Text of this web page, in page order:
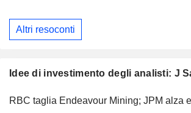
Altri resoconti
Idee di investimento degli analisti: J
RBC taglia Endeavour Mining; JPM alza